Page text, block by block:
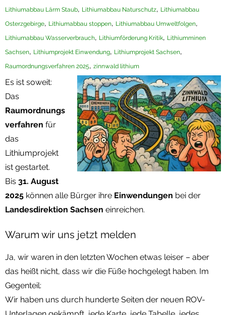
Newsletter
Lithiumabbau Lärm Staub, Lithiumabbau Naturschutz, Lithiumabbau
Osterzgebirge, Lithiumabbau stoppen, Lithiumabbau Umweltfolgen,
Lithiumabbau Wasserverbrauch, Lithiumförderung Kritik, Lithiumminen
Sachsen, Lithiumprojekt Einwendung, Lithiumprojekt Sachsen,
Raumordnungsverfahren 2025, zinnwald lithium
Es ist soweit:
Das
Raumordnungs
verfahren für
das
Lithiumprojekt
ist gestartet.
Bis 31. August
2025 können alle Bürger ihre Einwendungen bei der
Landesdirektion Sachsen einreichen.
Warum wir uns jetzt melden
Ja, wir waren in den letzten Wochen etwas leiser – aber
das heißt nicht, dass wir die Füße hochgelegt haben. Im
Gegenteil:
Wir haben uns durch hunderte Seiten der neuen ROV-